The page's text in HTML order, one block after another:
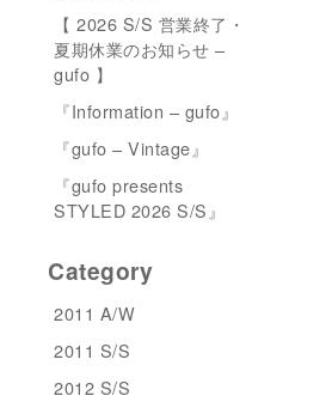
【 2026 S/S 営業終了・
夏期休業のお知らせ –
gufo 】
『Information – gufo』
『gufo – Vintage』
『gufo presents
STYLED 2026 S/S』
Category
2011 A/W
2011 S/S
2012 S/S